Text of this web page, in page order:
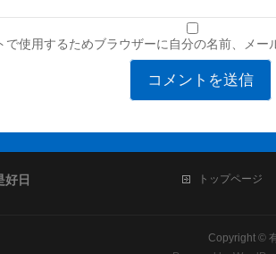
で使用するためブラウザーに自分の名前、メー
好日 トップページ
Copyright ©